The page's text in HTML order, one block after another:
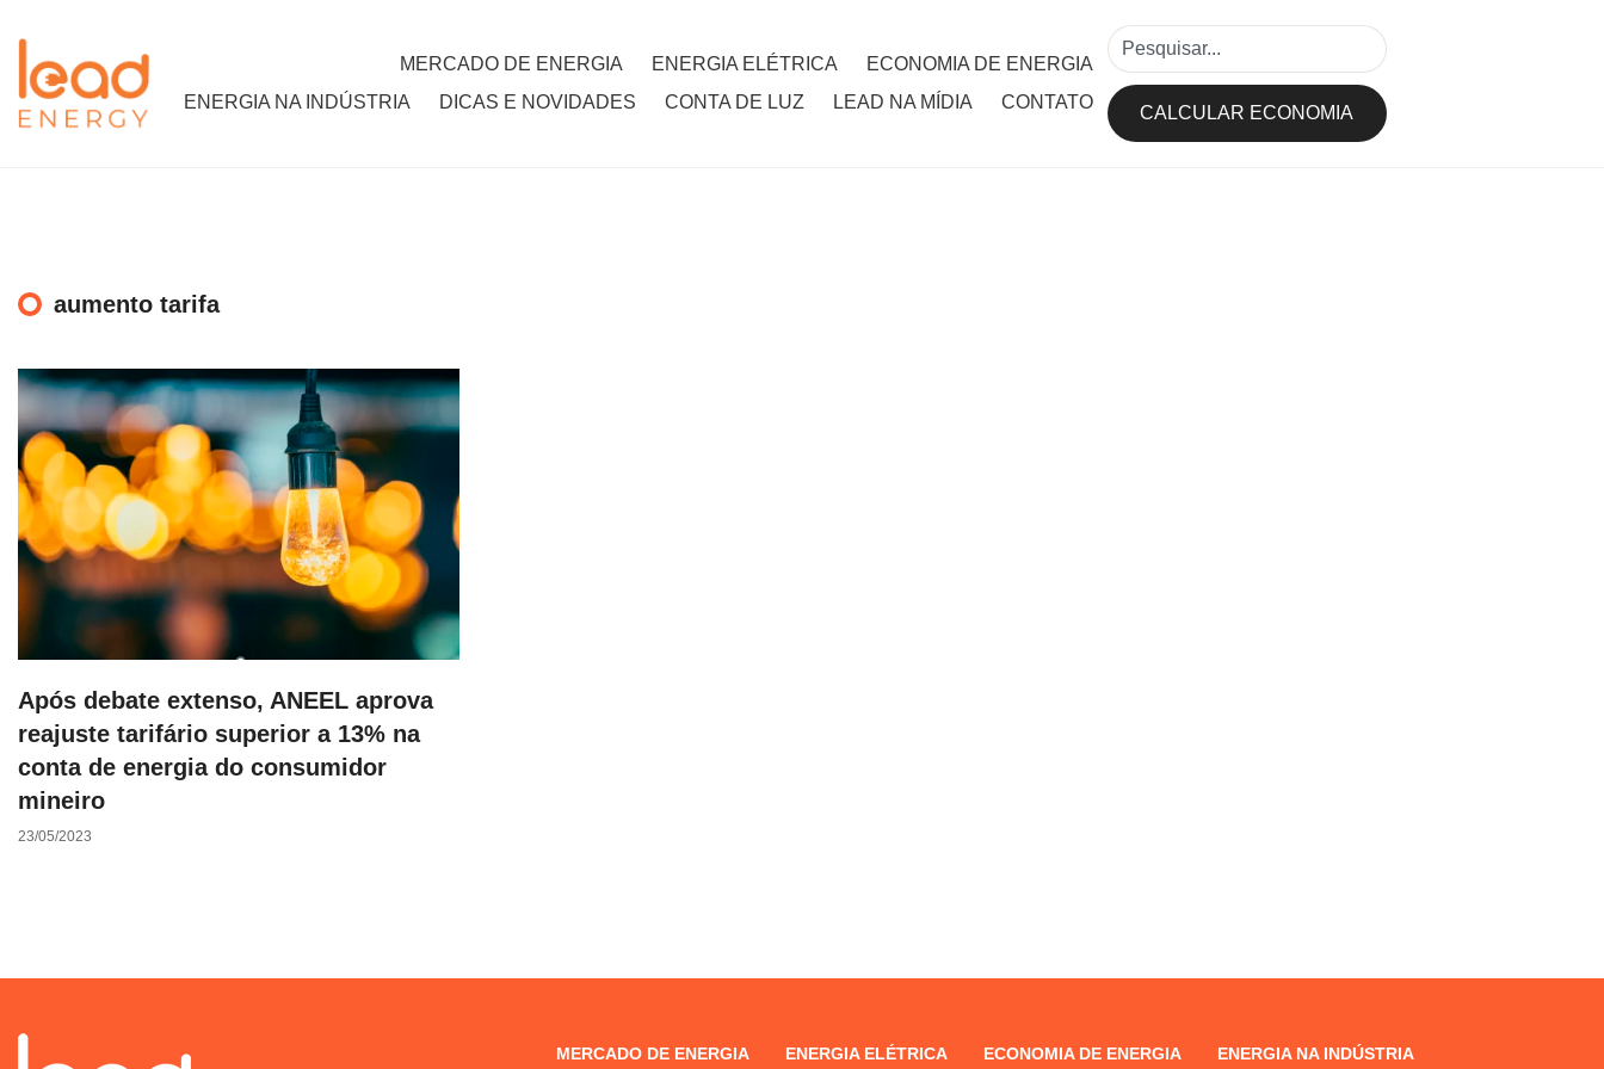
MERCADO DE ENERGIA ENERGIA ELÉTRICA
ECONOMIA DE ENERGIA
ENERGIA NA INDÚSTRIA
DICAS E NOVIDADES CONTA DE LUZ LEAD NA MÍDIA CONTATO
CALCULAR ECONOMIA
aumento tarifa
Após debate extenso, ANEEL aprova
reajuste tarifário superior a 13% na
conta de energia do consumidor
mineiro
23/05/2023
MERCADO DE ENERGIA ENERGIA ELÉTRICA ECONOMIA DE ENERGIA ENERGIA NA INDÚSTRIA